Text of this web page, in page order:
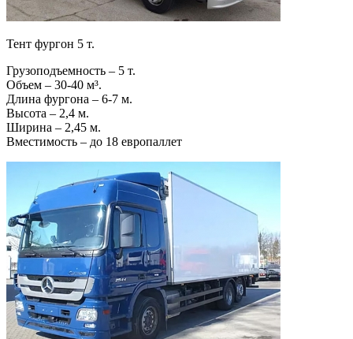
Тент фургон 5 т.
Грузоподъемность – 5 т.
Объем – 30-40 м³.
Длина фургона – 6-7 м.
Высота – 2,4 м.
Ширина – 2,45 м.
Вместимость – до 18 европаллет